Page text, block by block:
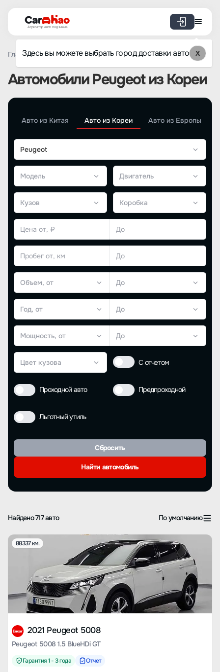
Агрегатор авто под заказ
Здесь вы можете выбрать город доставки авто X
Главная Каталог авто из Кореи
Автомобили Peugeot из Кореи
Авто из Китая Авто из Кореи Авто из Европы
Peugeot
Модель Двигатель
Кузов Коробка
Объем, от До
Год, от До
Мощность, от До
Цвет кузова С отчетом
Проходной авто Предпроходной
Льготный утиль
Сбросить
Найти автомобиль
Найдено 717 авто По умолчанию
88337 км.
2021 Peugeot 5008
Peugeot 5008 1.5 BlueHDi GT
Гарантия 1 - 3 года Отчет